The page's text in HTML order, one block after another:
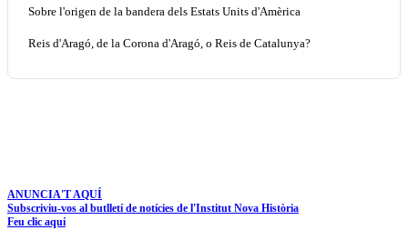
Sobre l'origen de la bandera dels Estats Units d'Amèrica
Reis d'Aragó, de la Corona d'Aragó, o Reis de Catalunya?
ANUNCIA'T AQUÍ
Subscriviu-vos al butlletí de notícies de l'Institut Nova Història
Feu clic aquí